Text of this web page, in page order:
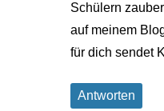
Schülern
auf meinem
für dich sendet
Antworten